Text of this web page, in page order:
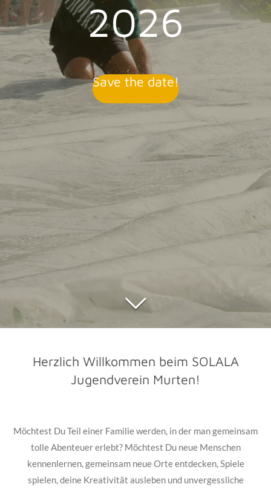
2026
Save the date!
Herzlich Willkommen beim SOLALA
Jugendverein Murten!
Möchtest Du Teil einer Familie werden, in der man gemeinsam
tolle Abenteuer erlebt? Möchtest Du neue Menschen
kennenlernen, gemeinsam neue Orte entdecken, Spiele
spielen, deine Kreativität ausleben und unvergessliche